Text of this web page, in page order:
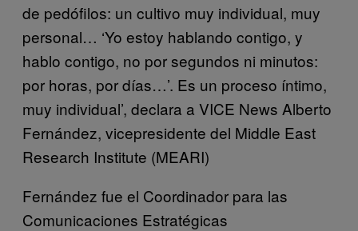
de pedófilos: un cultivo muy individual, muy
personal… ‘Yo estoy hablando contigo, y
hablo contigo, no por segundos ni minutos:
por horas, por días…’. Es un proceso íntimo,
muy individual’, declara a VICE News Alberto
Fernández, vicepresidente del Middle East
Research Institute (MEARI)
Fernández fue el Coordinador para las
Comunicaciones Estratégicas